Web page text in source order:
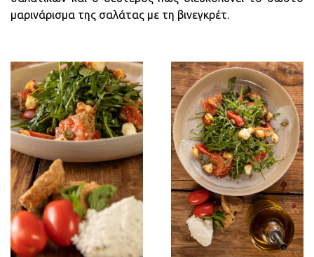
μαρινάρισμα της σαλάτας με τη βινεγκρέτ.